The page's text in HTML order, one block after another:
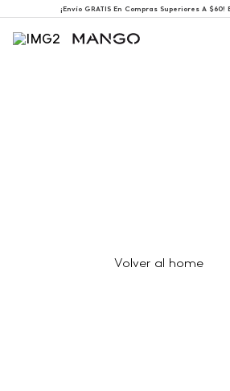
¡Envío GRATIS En Compras Superiores A $60!
Volver al home